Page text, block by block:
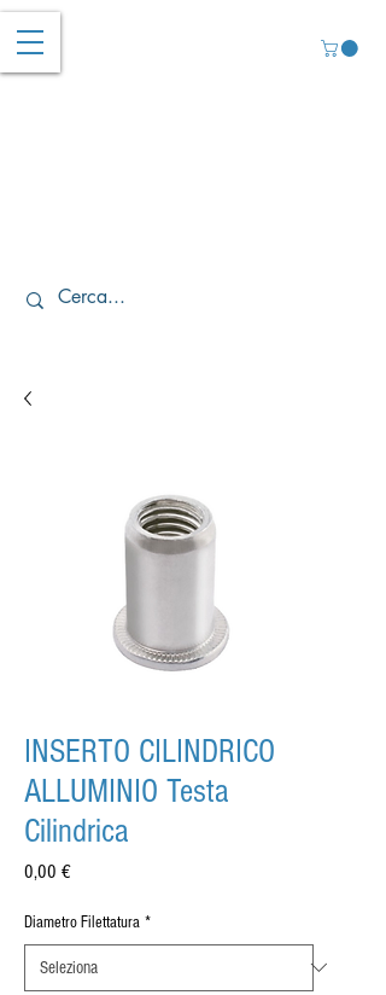
INSERTO CILINDRICO
ALLUMINIO Testa
Cilindrica
0,00 €Prezzo
Diametro Filettatura *